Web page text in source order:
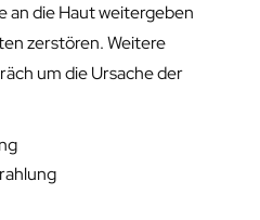
an die Haut weitergeben
zerstören. Weitere
um die Ursache der